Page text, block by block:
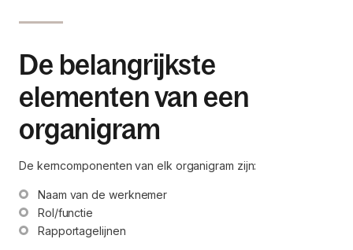
De belangrijkste
elementen van een
organigram
De kerncomponenten van elk organigram zijn:
Naam van de werknemer
Rol/functie
Rapportagelijnen